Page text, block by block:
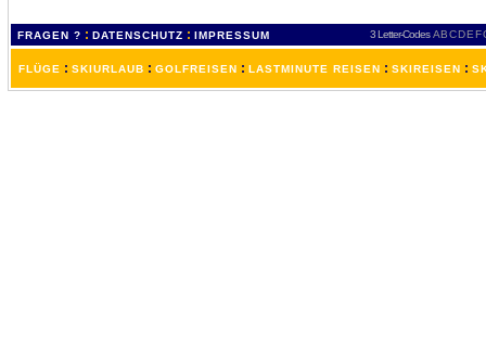
FRAGEN ? : DATENSCHUTZ : IMPRESSUM 3 Letter-Codes ABCDEF
FLÜGE : SKIURLAUB : GOLFREISEN : LASTMINUTE REISEN : SKIREISEN :